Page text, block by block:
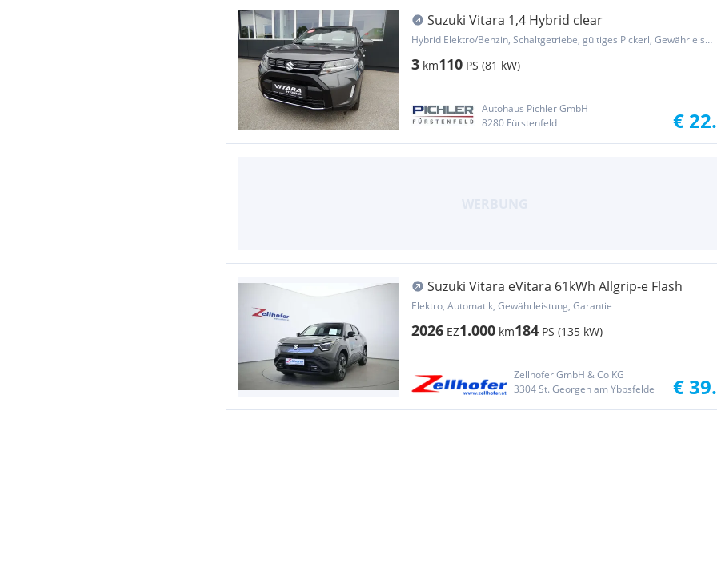
Suzuki Vitara 1,4 Hybrid clear
Hybrid Elektro/Benzin, Schaltgetriebe, gültiges Pickerl, Gewährleistung
3 km110 PS (81 kW)
Autohaus Pichler GmbH
8280 Fürstenfeld
€
Suzuki Vitara eVitara 61kWh Allgrip-e Flash
Elektro, Automatik, Gewährleistung, Garantie
2026 EZ1.000 km184 PS (135 kW)
Zellhofer GmbH & Co KG
3304 St. Georgen am Ybbsfelde
€